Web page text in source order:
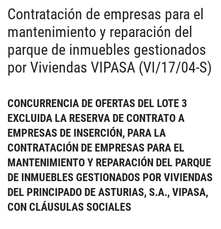
Contratación de empresas para el
mantenimiento y reparación del
parque de inmuebles gestionados
por Viviendas VIPASA (VI/17/04-S)
CONCURRENCIA DE OFERTAS DEL LOTE 3
EXCLUIDA LA RESERVA DE CONTRATO A
EMPRESAS DE INSERCIÓN, PARA LA
CONTRATACIÓN DE EMPRESAS PARA EL
MANTENIMIENTO Y REPARACIÓN DEL PARQUE
DE INMUEBLES GESTIONADOS POR VIVIENDAS
DEL PRINCIPADO DE ASTURIAS, S.A., VIPASA,
CON CLÁUSULAS SOCIALES